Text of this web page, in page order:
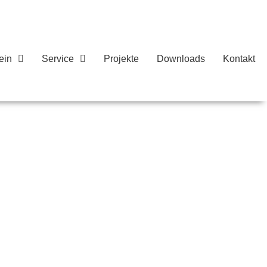
Service Projekte Downloads Kontakt